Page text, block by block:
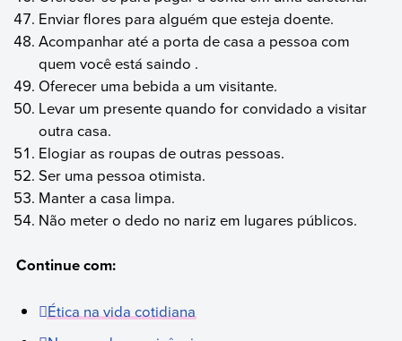
Enviar flores para alguém que esteja doente.
Acompanhar até a porta de casa a pessoa com
quem você está saindo .
Oferecer uma bebida a um visitante.
Levar um presente quando for convidado a visitar
outra casa.
Elogiar as roupas de outras pessoas.
Ser uma pessoa otimista.
Manter a casa limpa.
Não meter o dedo no nariz em lugares públicos.
Continue com:
Ética na vida cotidiana